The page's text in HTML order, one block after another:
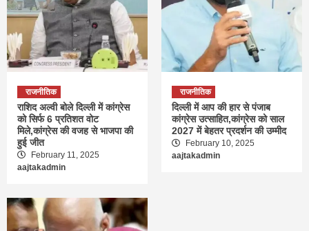
राजनीतिक
राशिद अल्वी बोले दिल्ली में कांग्रेस
को सिर्फ 6 प्रतिशत वोट
मिले,कांग्रेस की वजह से भाजपा की
हुई जीत
February 11, 2025
aajtakadmin
राजनीतिक
दिल्ली में आप की हार से पंजाब
कांग्रेस उत्साहित,कांग्रेस को साल
2027 में बेहतर प्रदर्शन की उम्मीद
February 10, 2025
aajtakadmin